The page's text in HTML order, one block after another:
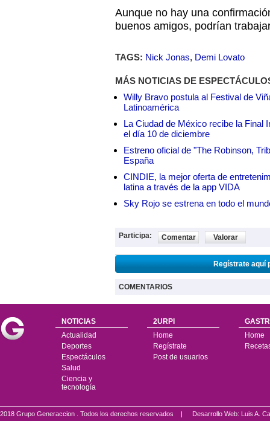
Aunque no hay una
buenos amigos, podrían
TAGS: Nick Jonas, Demi Lovato
MÁS NOTICIAS DE
Willy Bravo postula al Festival de
Latinoamérica
La Ciudad de México recibe la Final
el día 10 de diciembre
Estreno oficial de "The Robinson,
España
CINDIE, la mejor oferta de
latina a través de la app VIDA
Sky Rojo se estrena en todo el
Participa: Comentar Valorar
Regístrate aquí
COMENTARIOS
NOTICIAS
Actualidad
Deportes
Espectáculos
Salud
Ciencia y
tecnología
2URPI
Home
Regístrate
Post de usuarios
Home
2018 Grupo Generaccion . Todos los derechos reservados | Desarrollo Web: Luis